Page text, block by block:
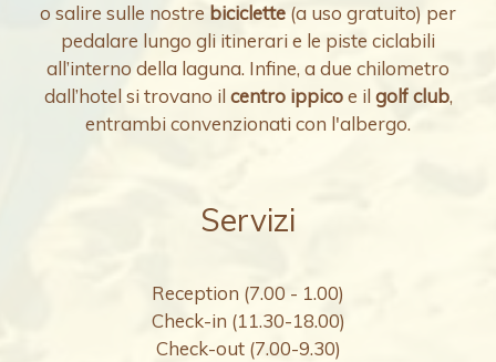
o salire sulle nostre biciclette (a uso gratuito) per
pedalare lungo gli itinerari e le piste ciclabili
all’interno della laguna. Infine, a due chilometro
dall’hotel si trovano il centro ippicoe il golf club,
entrambi convenzionati con l'albergo.
Servizi
Reception (7.00 - 1.00)
Check-in (11.30-18.00)
Check-out (7.00-9.30)